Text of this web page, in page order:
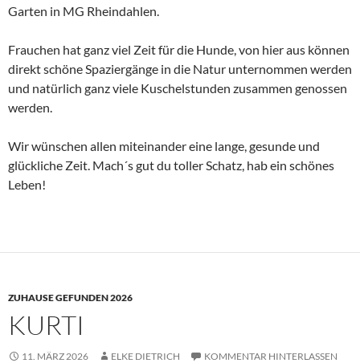
Garten in MG Rheindahlen.
Frauchen hat ganz viel Zeit für die Hunde, von hier aus können
direkt schöne Spaziergänge in die Natur unternommen werden
und natürlich ganz viele Kuschelstunden zusammen genossen
werden.
Wir wünschen allen miteinander eine lange, gesunde und
glückliche Zeit. Mach´s gut du toller Schatz, hab ein schönes
Leben!
ZUHAUSE GEFUNDEN 2026
KURTI
11. MÄRZ 2026 ELKE DIETRICH KOMMENTAR HINTERLASSEN